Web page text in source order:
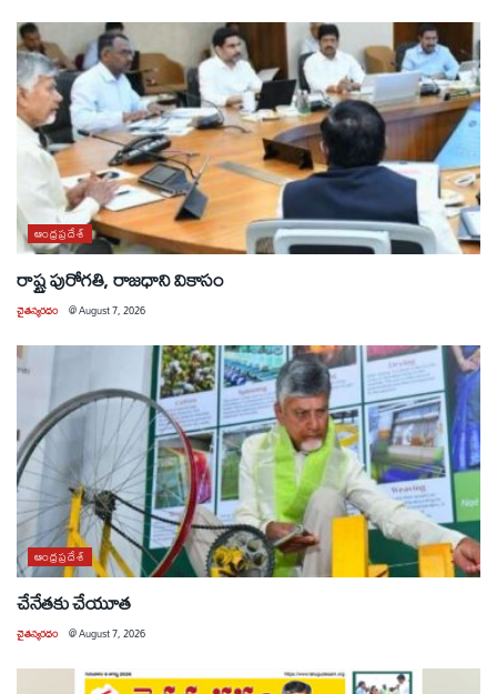
ఆంధ్రప్రదేశ్
రాష్ట్ర పురోగతి, రాజధాని వికాసం
చైతన్యరధం @August 7, 2026
ఆంధ్రప్రదేశ్
చేనేతకు చేయూత
చైతన్యరధం @August 7, 2026